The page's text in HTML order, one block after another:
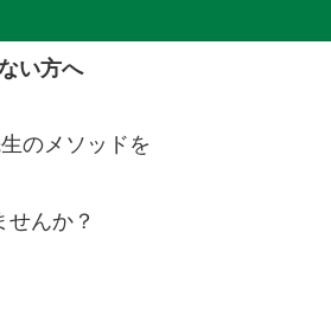
い方へ
のメソッドを
んか？